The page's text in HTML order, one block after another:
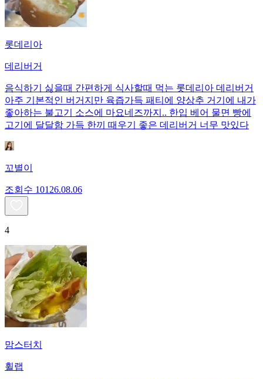
롯데리아
데리버거
음식하기 싫을때 간편하게 식사할때 먹는 롯데리아 데리버거
아주 기본적인 버거지만 육즙가득 패티에 양상추 거기에 내가
좋아하는 불고기 소스에 마요네즈까지.. 한입 베어 물면 빵에
고기에 달달함 가득 한끼 때우기 좋은 데리버거 너무 맛있다
꼬별이
조회수 101 26.08.06
4
맘스터치
휠랩